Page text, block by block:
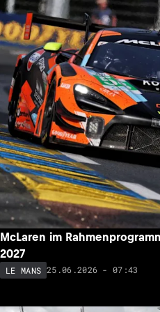
McLaren im
2027
LE MANS 25.06.2026 - 07:43